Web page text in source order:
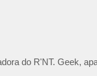
do R'NT. Geek,